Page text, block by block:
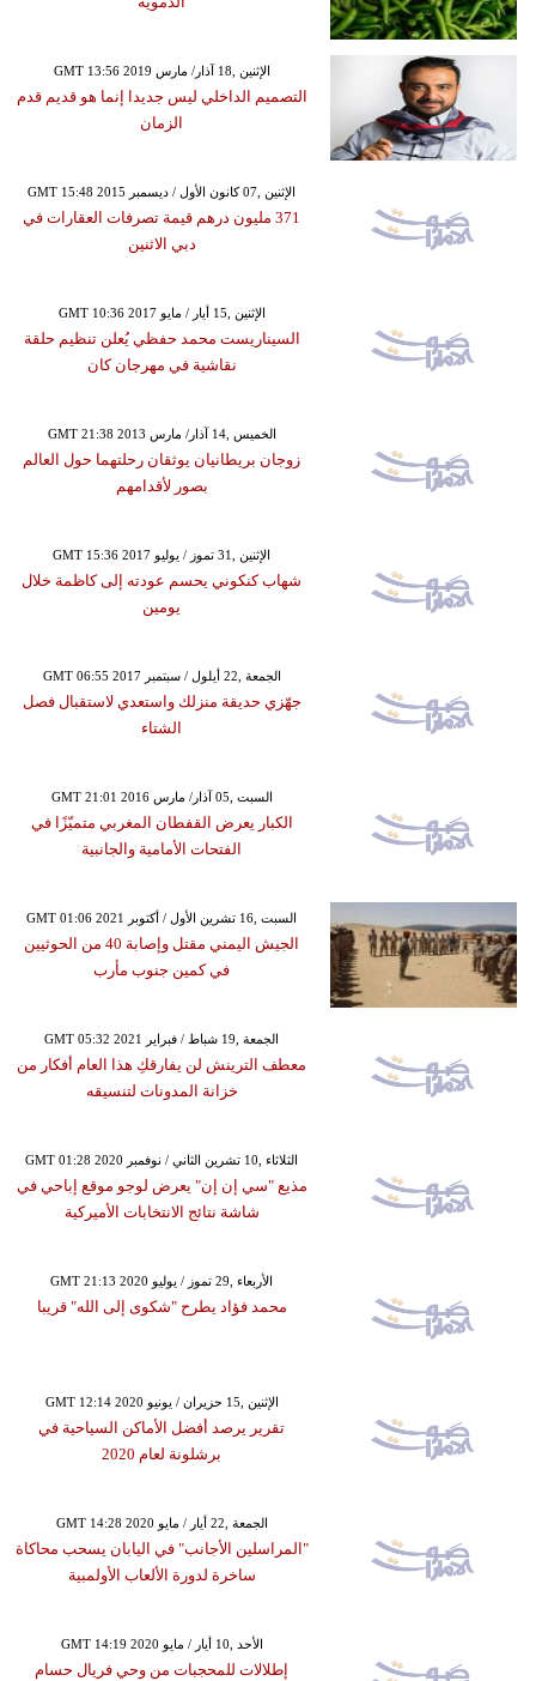
GMT 13:56 2019 الإثنين ,18 آذار/ مارس
التصميم الداخلي ليس جديدا إنما هو قديم قدم
الزمان
GMT 15:48 2015 الإثنين ,07 كانون الأول / ديسمبر
371 مليون درهم قيمة تصرفات العقارات في
دبي الاثنين
GMT 10:36 2017 الإثنين ,15 أيار / مايو
السيناريست محمد حفظي يُعلن تنظيم حلقة
نقاشية في مهرجان كان
GMT 21:38 2013 الخميس ,14 آذار/ مارس
زوجان بريطانيان يوثقان رحلتهما حول العالم
بصور لأقدامهم
GMT 15:36 2017 الإثنين ,31 تموز / يوليو
شهاب كنكوني يحسم عودته إلى كاظمة خلال
يومين
GMT 06:55 2017 الجمعة ,22 أيلول / سبتمبر
جهّزي حديقة منزلك واستعدي لاستقبال فصل
الشتاء
GMT 21:01 2016 السبت ,05 آذار/ مارس
الكبار يعرض القفطان المغربي متميّزًا في
الفتحات الأمامية والجانبية
GMT 01:06 2021 السبت ,16 تشرين الأول / أكتوبر
الجيش اليمني مقتل وإصابة 40 من الحوثيين
في كمين جنوب مأرب
GMT 05:32 2021 الجمعة ,19 شباط / فبراير
معطف الترينش لن يفارقكِ هذا العام أفكار من
خزانة المدونات لتنسيقه
GMT 01:28 2020 الثلاثاء ,10 تشرين الثاني / نوفمبر
مذيع "سي إن إن" يعرض لوجو موقع إباحي في
شاشة نتائج الانتخابات الأميركية
GMT 21:13 2020 الأربعاء ,29 تموز / يوليو
محمد فؤاد يطرح "شكوى إلى الله" قريبا
GMT 12:14 2020 الإثنين ,15 حزيران / يونيو
تقرير يرصد أفضل الأماكن السياحية في
برشلونة لعام 2020
GMT 14:28 2020 الجمعة ,22 أيار / مايو
"المراسلين الأجانب" في اليابان يسحب محاكاة
ساخرة لدورة الألعاب الأولمبية
GMT 14:19 2020 الأحد ,10 أيار / مايو
إطلالات للمحجبات من وحي فريال حسام